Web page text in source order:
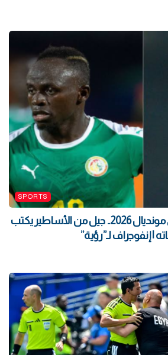
SPORTS
بعد إسدال الستار على مونديال 2026.. جيل من الأساطير يكتب
| إنفوجراف لـ”رؤية”